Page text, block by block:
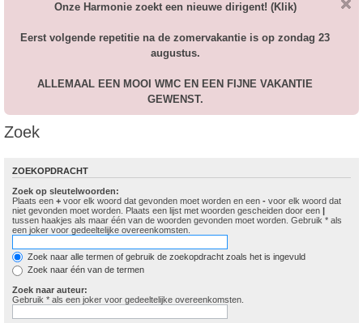
Onze Harmonie zoekt een nieuwe dirigent! (Klik)
Eerst volgende repetitie na de zomervakantie is op zondag 23
augustus.
ALLEMAAL EEN MOOI WMC EN EEN FIJNE VAKANTIE
GEWENST.
Zoek
ZOEKOPDRACHT
Zoek op sleutelwoorden:
Plaats een + voor elk woord dat gevonden moet worden en een - voor elk woord dat
niet gevonden moet worden. Plaats een lijst met woorden gescheiden door een |
tussen haakjes als maar één van de woorden gevonden moet worden. Gebruik * als
een joker voor gedeeltelijke overeenkomsten.
Zoek naar alle termen of gebruik de zoekopdracht zoals het is ingevuld
Zoek naar één van de termen
Zoek naar auteur:
Gebruik * als een joker voor gedeeltelijke overeenkomsten.